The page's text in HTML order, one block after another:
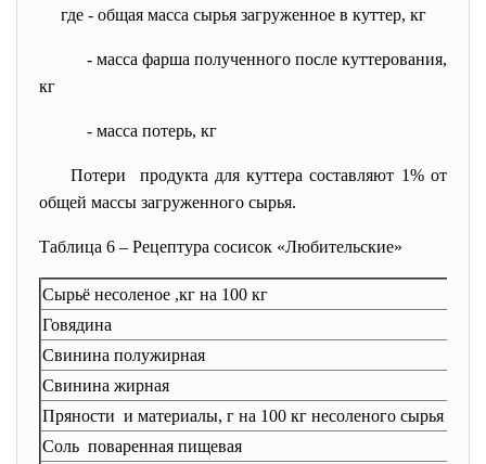
где - общая масса сырья загруженное в куттер, кг
- масса фарша полученного после куттерования,
кг
- масса потерь, кг
Потери продукта для куттера составляют 1% от
общей массы загруженного сырья.
Таблица 6 – Рецептура сосисок «Любительские»
Сырьё несоленое ,кг на 100 кг
Говядина
Свинина полужирная
Свинина жирная
Пряности и материалы, г на 100 кг несоленого сырья
Соль поваренная пищевая